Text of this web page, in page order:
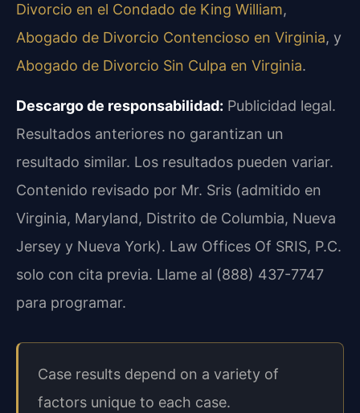
Divorcio en el Condado de King William,
Abogado de Divorcio Contencioso en Virginia, y
Abogado de Divorcio Sin Culpa en Virginia.
Descargo de responsabilidad: Publicidad legal.
Resultados anteriores no garantizan un
resultado similar. Los resultados pueden variar.
Contenido revisado por Mr. Sris (admitido en
Virginia, Maryland, Distrito de Columbia, Nueva
Jersey y Nueva York). Law Offices Of SRIS, P.C.
solo con cita previa. Llame al (888) 437-7747
para programar.
Case results depend on a variety of
factors unique to each case.